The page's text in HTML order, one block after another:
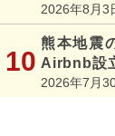
2026年8月3
熊本地震
Airbnb設
2026年7月